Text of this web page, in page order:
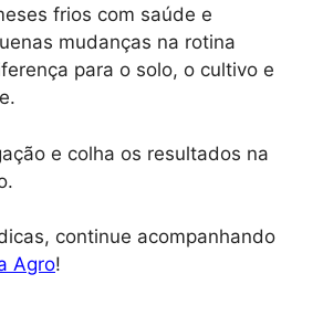
frios com saúde e
mudanças na rotina
para o solo, o cultivo e
e colha os resultados na
continue acompanhando
Agro!